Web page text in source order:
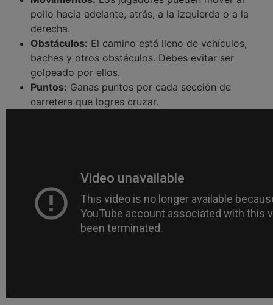
pollo hacia adelante, atrás, a la izquierda o a la
derecha.
Obstáculos: El camino está lleno de vehículos,
baches y otros obstáculos. Debes evitar ser
golpeado por ellos.
Puntos: Ganas puntos por cada sección de
carretera que logres cruzar.